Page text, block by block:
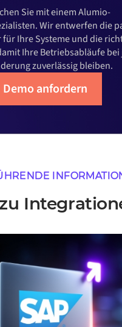
Sie mit einem Alumio-
Wir entwerfen die
Ihre Systeme und die
Ihre Betriebsabläufe bei
zuverlässig bleiben.
Demo anfordern